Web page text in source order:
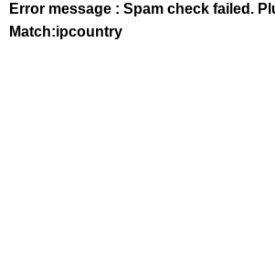
Error message : Spam check failed.
Match:ipcountry